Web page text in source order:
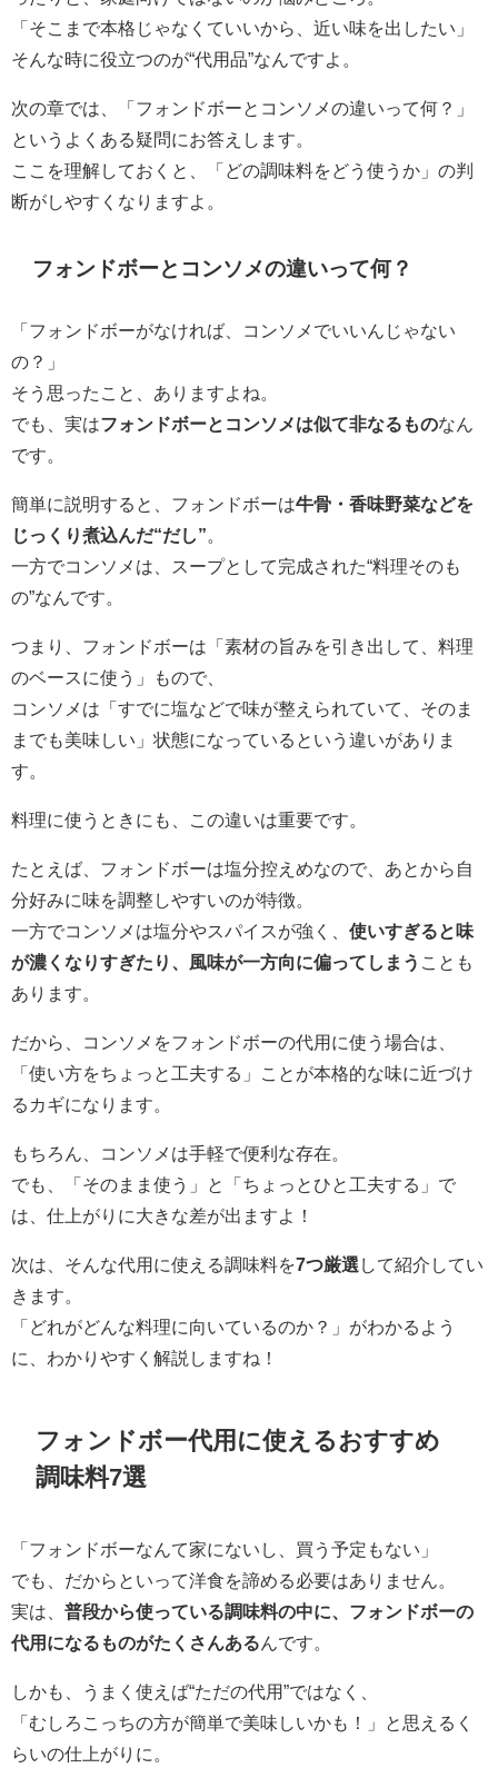
「そこまで本格じゃなくていいから、近い味を出したい」
そんな時に役立つのが“代用品”なんですよ。
次の章では、「フォンドボーとコンソメの違いって何？」
というよくある疑問にお答えします。
ここを理解しておくと、「どの調味料をどう使うか」の判
断がしやすくなりますよ。
フォンドボーとコンソメの違いって何？
「フォンドボーがなければ、コンソメでいいんじゃない
の？」
そう思ったこと、ありますよね。
でも、実はフォンドボーとコンソメは似て非なるものなん
です。
簡単に説明すると、フォンドボーは牛骨・香味野菜などを
じっくり煮込んだ“だし”
一方でコンソメは、スープとして完成された“料理そのも
の”なんです。
つまり、フォンドボーは「素材の旨みを引き出して、料理
のベースに使う」もので、
コンソメは「すでに塩などで味が整えられていて、そのま
までも美味しい」状態になっているという違いがありま
す。
料理に使うときにも、この違いは重要です。
たとえば、フォンドボーは塩分控えめなので、あとから自
分好みに味を調整しやすいのが特徴。
一方でコンソメは塩分やスパイスが強く、 使いすぎると味
が濃くなりすぎたり、風味が一方向に偏ってしまう ことも
あります。
だから、コンソメをフォンドボーの代用に使う場合は、
「使い方をちょっと工夫する」ことが本格的な味に近づけ
るカギになります。
もちろん、コンソメは手軽で便利な存在。
でも、「そのまま使う」と「ちょっとひと工夫する」で
は、仕上がりに大きな差が出ますよ！
次は、そんな代用に使える調味料を7つ厳選 して紹介してい
きます。
「どれがどんな料理に向いているのか？」がわかるよう
に、わかりやすく解説しますね！
フォンドボー代用に使えるおすすめ
調味料7選
「フォンドボーなんて家にないし、買う予定もない」
でも、だからといって洋食を諦める必要はありません。
実は、 普段から使っている調味料の中に、フォンドボーの
代用になるものがたくさんあるんです。
しかも、うまく使えば“ただの代用”ではなく、
「むしろこっちの方が簡単で美味しいかも！」と思えるく
らいの仕上がりに。